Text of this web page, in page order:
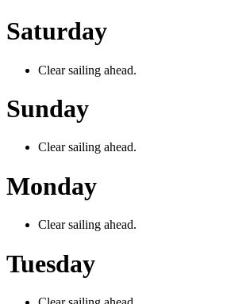
Saturday
Clear sailing ahead.
Sunday
Clear sailing ahead.
Monday
Clear sailing ahead.
Tuesday